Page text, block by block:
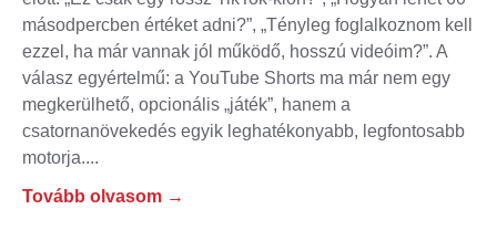
másodpercben értéket adni?”, „Tényleg foglalkoznom kell
ezzel, ha már vannak jól működő, hosszú videóim?”. A
válasz egyértelmű: a YouTube Shorts ma már nem egy
megkerülhető, opcionális „játék”, hanem a
csatornanövekedés egyik leghatékonyabb, legfontosabb
motorja.
Tovább olvasom →